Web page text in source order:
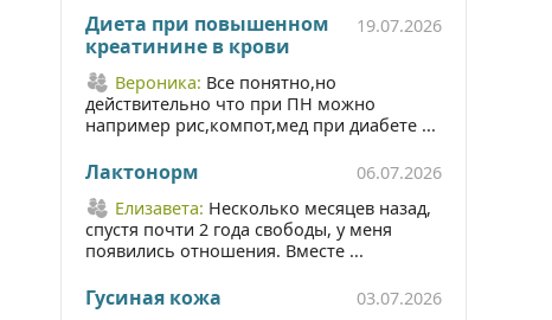
Диета при повышенном
креатинине в крови
19.07.2026
Вероника: Все понятно,но
действительно что при ПН можно
например рис,компот,мед при диабете ...
Лактонорм
06.07.2026
Елизавета: Несколько месяцев назад,
спустя почти 2 года свободы, у меня
появились отношения. Вместе ...
Гусиная кожа
03.07.2026